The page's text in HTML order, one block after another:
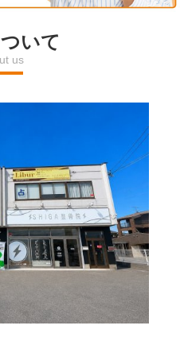
l
a
y
V
いて
us